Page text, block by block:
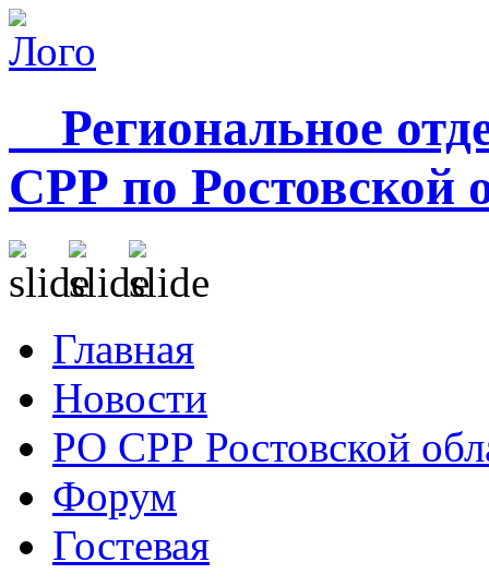
Региональное
СРР по Ростовской
Главная
Новости
РО СРР Ростовской
Форум
Гостевая